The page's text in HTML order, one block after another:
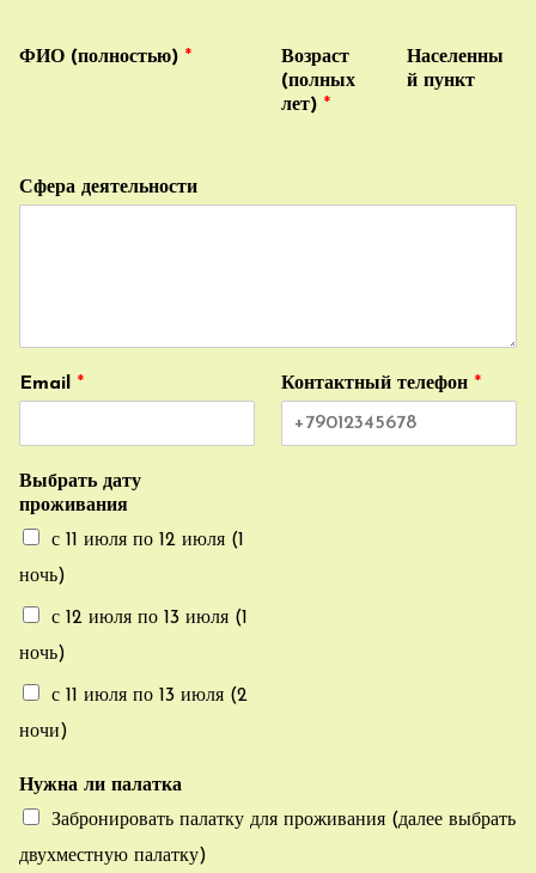
ФИО (полностью) *
Возраст
(полных
лет) *
Населенны
й пункт
Сфера деятельности
Email * Контактный телефон *
Выбрать дату
проживания
с 11 июля по 12 июля (1
ночь)
с 12 июля по 13 июля (1
ночь)
с 11 июля по 13 июля (2
ночи)
Нужна ли палатка
Забронировать палатку для проживания (далее выбрать
двухместную палатку)